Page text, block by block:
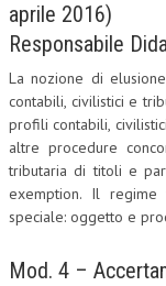
aprile 2016)
Responsabile
La nozione di
contabili, civilistici e
profili contabili,
altre procedure
tributaria di titoli e
exemption. Il regime
speciale: oggetto e
Mod. 4 –